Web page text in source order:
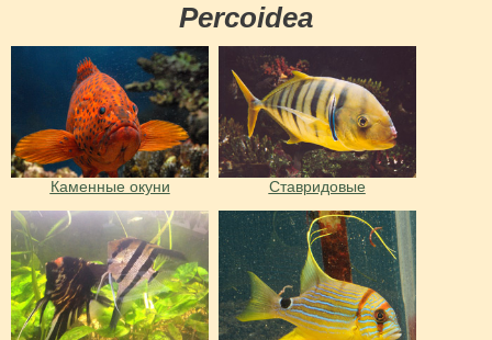
Percoidea
Каменные окуни Ставридовые